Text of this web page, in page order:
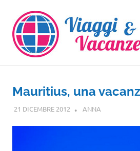
contenuto
Mauritius, una
21 DICEMBRE 2012 ANNA